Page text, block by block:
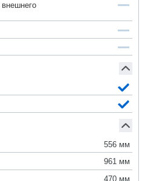
556 мм
961 мм
470 мм